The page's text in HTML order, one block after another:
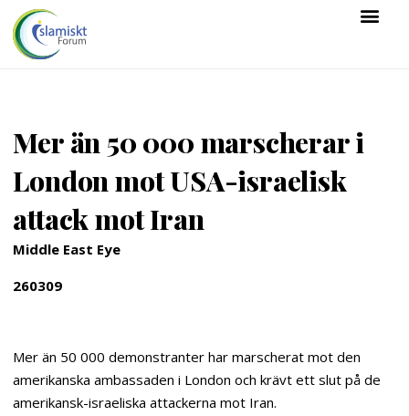
Mer än 50 000 marscherar i
London mot USA-israelisk
attack mot Iran
Middle East Eye
260309
Mer än 50 000 demonstranter har marscherat mot den
amerikanska ambassaden i London och krävt ett slut på de
amerikansk-israeliska attackerna mot Iran.